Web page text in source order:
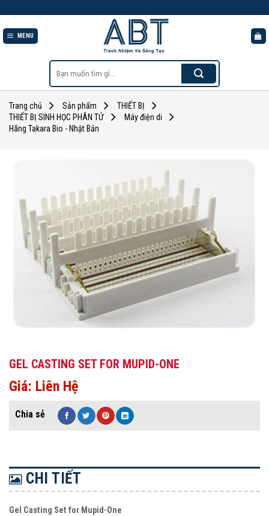
content
MENU
kiếm:
Trang chủ Sản phẩm
THIẾT BỊ
THIẾT BỊ SINH HỌC PHÂN TỬ
Máy điện di
Hãng Takara Bio - Nhật Bản
GEL CASTING SET FOR MUPID-ONE
Giá: Liên Hệ
CHI TIẾT
Gel Casting Set for Mupid-One